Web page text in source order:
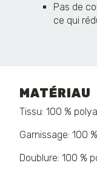
Pas de
ce qui
MATÉRIAU
Tissu: 100 %
Garnissage: 100
Doublure: 100 %